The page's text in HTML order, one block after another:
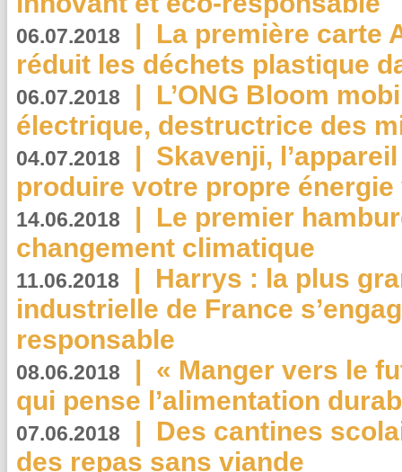
06.07.2018 | La première carte
réduit les déchets plastique
06.07.2018 | L’ONG Bloom
électrique, destructrice des
04.07.2018 | Skavenji,
produire votre propre
14.06.2018 | Le premier
changement climatique
11.06.2018 | Harrys : la plus
industrielle de France
responsable
08.06.2018 | « Manger vers le
qui pense l’alimentation
07.06.2018 | Des cantines
des repas sans viande